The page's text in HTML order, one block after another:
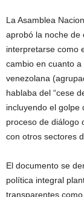
La Asamblea
aprobó la noche de
interpretarse como
cambio en cuanto
venezolana
hablaba del “cese
incluyendo el golpe
proceso de diálogo
con otros sectores
El documento se
política integral
transparentes